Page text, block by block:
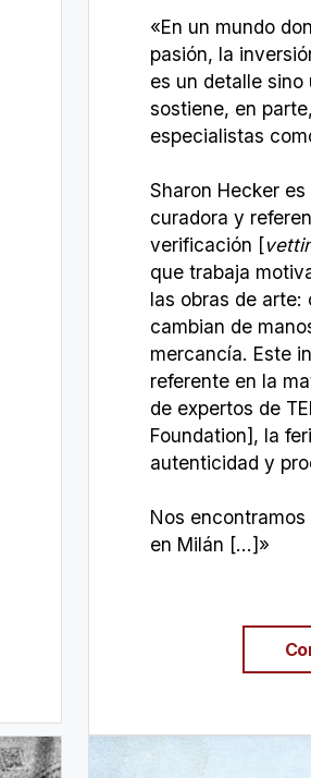
«En un mundo
pasión, la
es un detalle sino
sostiene, en
especialistas
Sharon Hecker
curadora y
verificación [
que trabaja
las obras de arte:
cambian de
mercancía. Este
referente en la
de expertos de
Foundation], la
autenticidad y
Nos
en Milán […]»